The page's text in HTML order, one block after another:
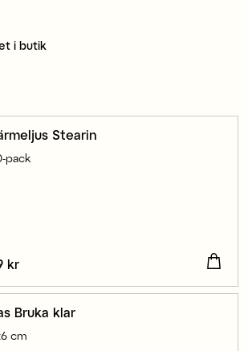
i butik
Stearin
pack
:99 kr
kr
Bruka klar
cm